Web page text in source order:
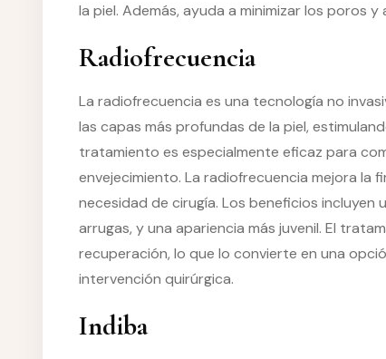
la piel. Además, ayuda a minimizar los poros
Radiofrecuencia
La radiofrecuencia es una tecnología no
las capas más profundas de la piel,
tratamiento es especialmente eficaz para
envejecimiento. La radiofrecuencia mejora la
necesidad de cirugía. Los beneficios incluyen
arrugas, y una apariencia más juvenil. El
recuperación, lo que lo convierte en una
intervención quirúrgica.
Indiba